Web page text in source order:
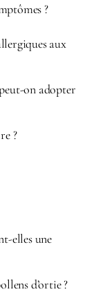
?
aux
on adopter
?
elles une
d’ortie ?